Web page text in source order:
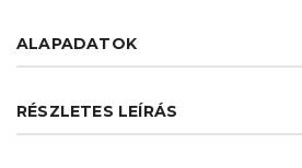
ALAPADATOK
RÉSZLETES LEÍRÁS